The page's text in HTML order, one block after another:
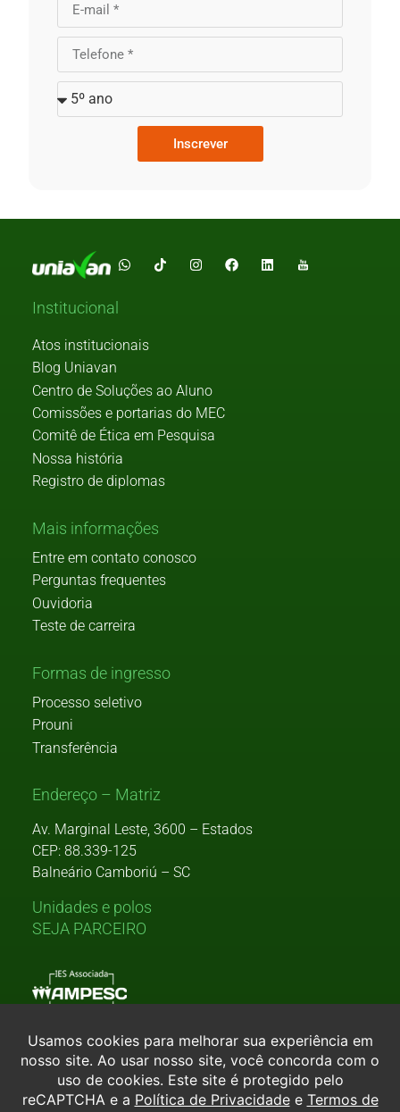
Inscrever
Institucional
Atos institucionais
Blog Uniavan
Centro de Soluções ao Aluno
Comissões e portarias do MEC
Comitê de Ética em Pesquisa
Nossa história
Registro de diplomas
Mais informações
Entre em contato conosco
Perguntas frequentes
Ouvidoria
Teste de carreira
Formas de ingresso
Processo seletivo
Prouni
Transferência
Endereço – Matriz
Av. Marginal Leste, 3600 – Estados
CEP: 88.339-125
Balneário Camboriú – SC
Unidades e polos
SEJA PARCEIRO
Consulte aqui o cadastro da Instituição no Sistema e-Mec.